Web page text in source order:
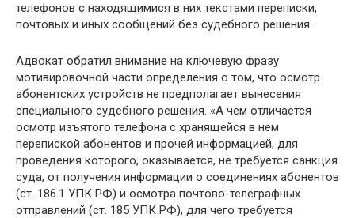
телефонов с находящимися в них текстами переписки,
почтовых и иных сообщений без судебного решения.
Адвокат обратил внимание на ключевую фразу
мотивировочной части определения о том, что осмотр
абонентских устройств не предполагает вынесения
специального судебного решения. «А чем отличается
осмотр изъятого телефона с хранящейся в нем
перепиской абонентов и прочей информацией, для
проведения которого, оказывается, не требуется санкция
суда, от получения информации о соединениях абонентов
(ст. 186.1 УПК РФ) и осмотра почтово-телеграфных
отправлений (ст. 185 УПК РФ), для чего требуется